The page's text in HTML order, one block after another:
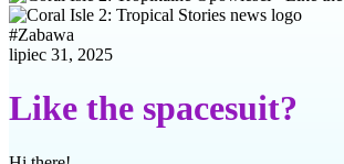
#Zabawa
lipiec 31, 2025
Like the spacesuit?